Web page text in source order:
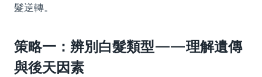
髮逆轉。
策略一：辨別白髮類型——理解遺傳
與後天因素